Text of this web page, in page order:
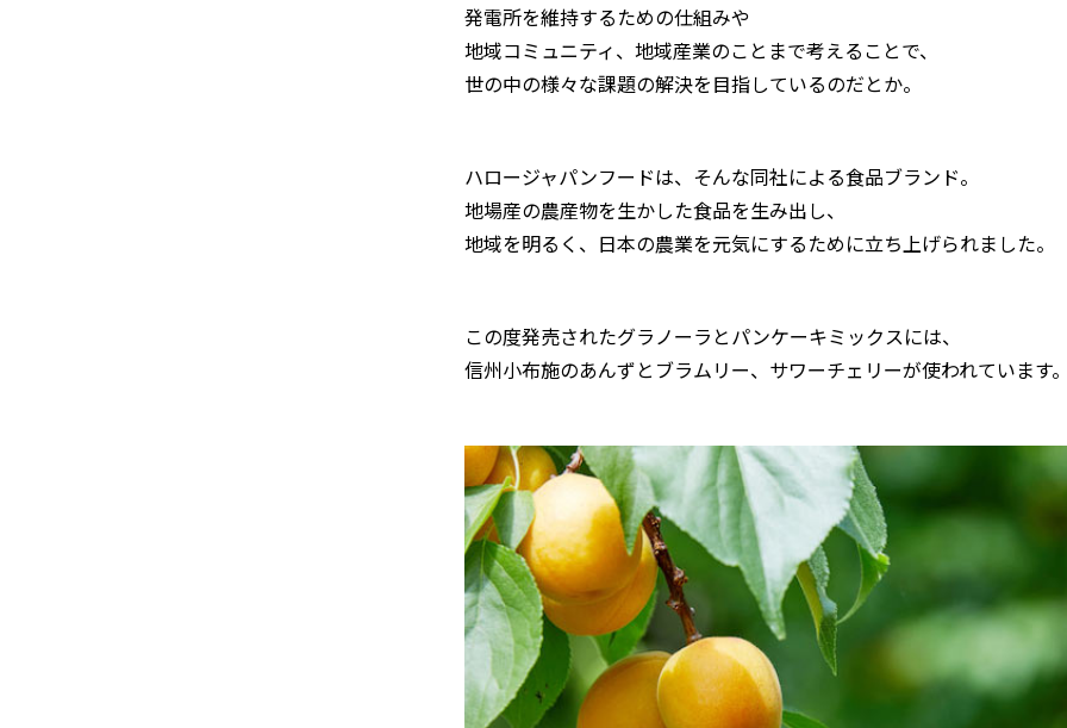
発電所を維持するための仕組みや
地域コミュニティ、地域産業のことまで考えることで、
世の中の様々な課題の解決を目指しているのだとか。
ハロージャパンフードは、そんな同社による食品ブランド。
地場産の農産物を生かした食品を生み出し、
地域を明るく、日本の農業を元気にするために立ち上げられました。
この度発売されたグラノーラとパンケーキミックスには、
信州小布施のあんずとブラムリー、サワーチェリーが使われています